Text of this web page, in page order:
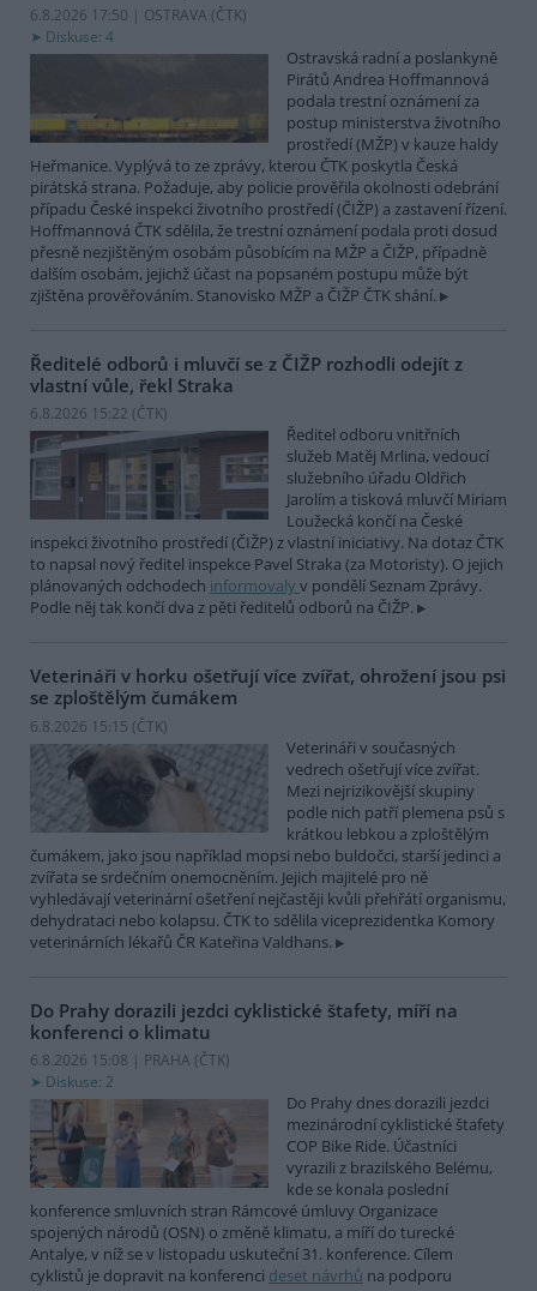
6.8.2026 17:50 | OSTRAVA (ČTK)
Diskuse: 4
Ostravská radní a poslankyně
Pirátů Andrea Hoffmannová
podala trestní oznámení za
postup ministerstva životního
prostředí (MŽP) v kauze haldy
Heřmanice. Vyplývá to ze zprávy, kterou ČTK poskytla Česká
pirátská strana. Požaduje, aby policie prověřila okolnosti odebrání
případu České inspekci životního prostředí (ČIŽP) a zastavení řízení.
Hoffmannová ČTK sdělila, že trestní oznámení podala proti dosud
přesně nezjištěným osobám působícím na MŽP a ČIŽP, případně
dalším osobám, jejichž účast na popsaném postupu může být
zjištěna prověřováním. Stanovisko MŽP a ČIŽP ČTK shání.
Ředitelé odborů i mluvčí se z ČIŽP rozhodli odejít z
vlastní vůle, řekl Straka
6.8.2026 15:22 (ČTK)
Ředitel odboru vnitřních
služeb Matěj Mrlina, vedoucí
služebního úřadu Oldřich
Jarolím a tisková mluvčí Miriam
Loužecká končí na České
inspekci životního prostředí (ČIŽP) z vlastní iniciativy. Na dotaz ČTK
to napsal nový ředitel inspekce Pavel Straka (za Motoristy). O jejich
plánovaných odchodech informovaly v pondělí Seznam Zprávy.
Podle něj tak končí dva z pěti ředitelů odborů na ČIŽP.
Veterináři v horku ošetřují více zvířat, ohrožení jsou psi
se zploštělým čumákem
6.8.2026 15:15 (ČTK)
Veterináři v současných
vedrech ošetřují více zvířat.
Mezi nejrizikovější skupiny
podle nich patří plemena psů s
krátkou lebkou a zploštělým
čumákem, jako jsou například mopsi nebo buldočci, starší jedinci a
zvířata se srdečním onemocněním. Jejich majitelé pro ně
vyhledávají veterinární ošetření nejčastěji kvůli přehřátí organismu,
dehydrataci nebo kolapsu. ČTK to sdělila viceprezidentka Komory
veterinárních lékařů ČR Kateřina Valdhans.
Do Prahy dorazili jezdci cyklistické štafety, míří na
konferenci o klimatu
6.8.2026 15:08 | PRAHA (ČTK)
Diskuse: 2
Do Prahy dnes dorazili jezdci
mezinárodní cyklistické štafety
COP Bike Ride. Účastníci
vyrazili z brazilského Belému,
kde se konala poslední
konference smluvních stran Rámcové úmluvy Organizace
spojených národů (OSN) o změně klimatu, a míří do turecké
Antalye, v níž se v listopadu uskuteční 31. konference. Cílem
cyklistů je dopravit na konferenci deset návrhů na podporu